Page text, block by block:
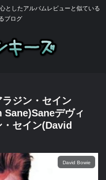
としたアルバムレビューと似ている
ブログ
ジン・セイン
デヴィ
セイン(David
David Bowie